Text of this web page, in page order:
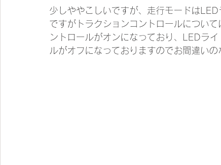
少しややこしいですが、走行モードは
ですがトラクションコントロールについ
ントロールがオンになっており、LEDラ
ルがオフになっておりますのでお間違い